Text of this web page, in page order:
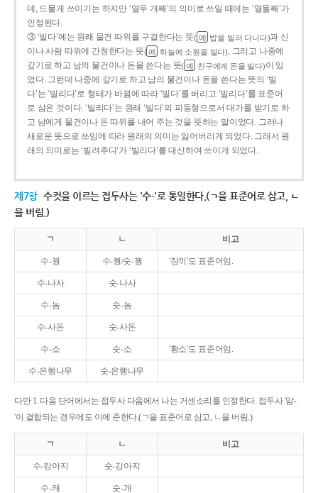
데, 드물게 쓰이기는 하지만 ‘열두 개째’의 의미로 쓰일 때에는 ‘열둘째’가
인정된다.
③ ‘빌다’에는 원래 물건 따위를 구걸한다는 뜻( 예 밥을 빌러 다니다)과 신
이나 사람 따위에 간청한다는 뜻( 예 하늘에 소원을 빌다), 그리고 나중에
갚기로 하고 남의 물건이나 돈을 쓴다는 뜻( 예 친구에게 돈을 빌다)이 있
었다. 그런데 나중에 갚기로 하고 남의 물건이나 돈을 쓴다는 뜻의 ‘빌
다’는 ‘빌리다’로 형태가 바뀜에 따라 ‘빌다’를 버리고 ‘빌리다’를 표준어
로 삼은 것이다. ‘빌리다’는 원래 ‘빌다’의 피동형으로서 대가를 받기로 하
고 남에게 물건이나 돈 따위를 내어 주는 것을 뜻하는 말이었다. 그러나
새로운 뜻으로 쓰임에 따라 원래의 의미는 잃어버리게 되었다. 그래서 원
래의 의미로는 ‘빌려주다’가 ‘빌리다’를 대신하여 쓰이게 되었다.
제7항 수컷을 이르는 접두사는 '수-'로 통일한다.(ㄱ을 표준어로 삼고, ㄴ
을 버림.)
ㄱ ㄴ 비고
수-꿩 수-퀑/숫-꿩 '장끼'도 표준어임.
수-나사 숫-나사
수-놈 숫-놈
수-사돈 숫-사돈
수-소 숫-소 '황소'도 표준어임.
수-은행나무 숫-은행나무
다만 1. 다음 단어에서는 접두사 다음에서 나는 거센소리를 인정한다. 접두사 '암-
'이 결합되는 경우에도 이에 준한다.(ㄱ을 표준어로 삼고, ㄴ을 버림.)
ㄱ ㄴ 비고
수-캉아지 숫-강아지
수-캐 숫-개